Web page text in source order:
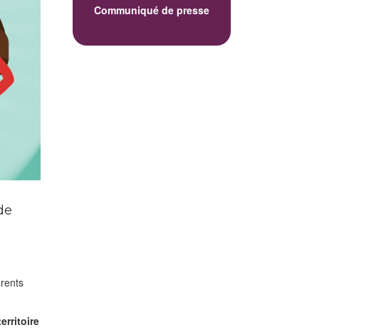
Communiqué de presse